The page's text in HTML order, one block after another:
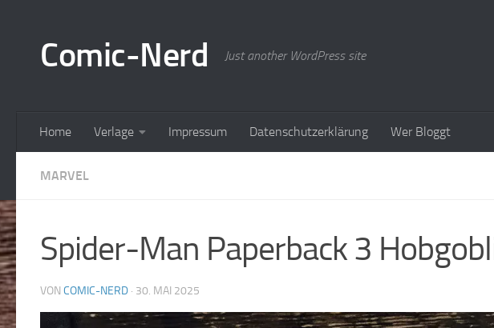
Comic-Nerd Just another WordPress site
Home Verlage Impressum Datenschutzerklärung Wer Bloggt
MARVEL
Spider-Man Paperback 3
VON COMIC-NERD · 30. MAI 2025